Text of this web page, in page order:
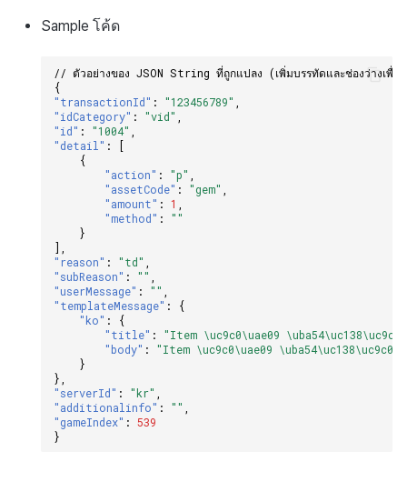
Sample โค้ด
// ตัวอย่างของ JSON String ที่ถูกแปลง (เพิ่มบรรทัดและช่องว่างเพื่อ
{
"transactionId" : "123456789"
"idCategory" : "vid"
"id" : "1004"
"detail" :
[
{
"action" : "p"
"assetCode" : "gem"
"amount" : 1
"method" :
""
}
],
"reason" : "td"
"subReason" : ""
"userMessage" : ""
"templateMessage" :
{
"ko" :
{
"title" :
"Item \uc9c0\uae09 \uba54\uc138\uc9c0
"body" :
"Item \uc9c0\uae09 \uba54\uc138\uc9c0
}
},
"serverId" : "kr"
"additionalinfo" : ""
"gameIndex" : 539
}